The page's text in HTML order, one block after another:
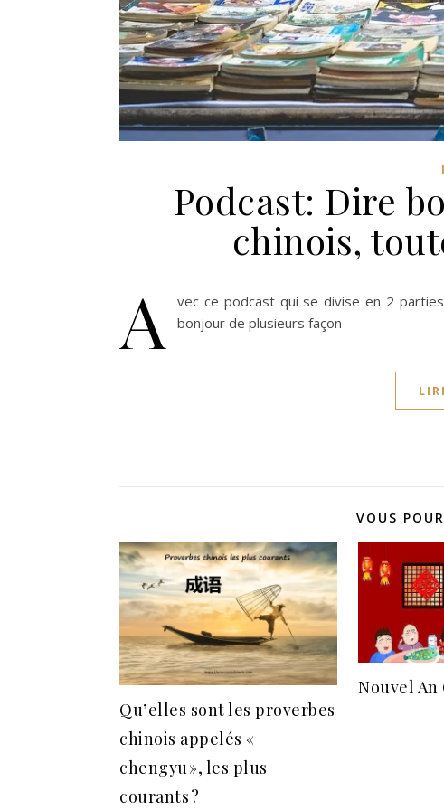
Podcast: Dire
chinois,
A
vec ce podcast qui se divise en 2
bonjour de plusieurs façon
VOUS
Qu’elles sont les proverbes
chinois appelés «
chengyu », les plus
courants ?
Nouvel An